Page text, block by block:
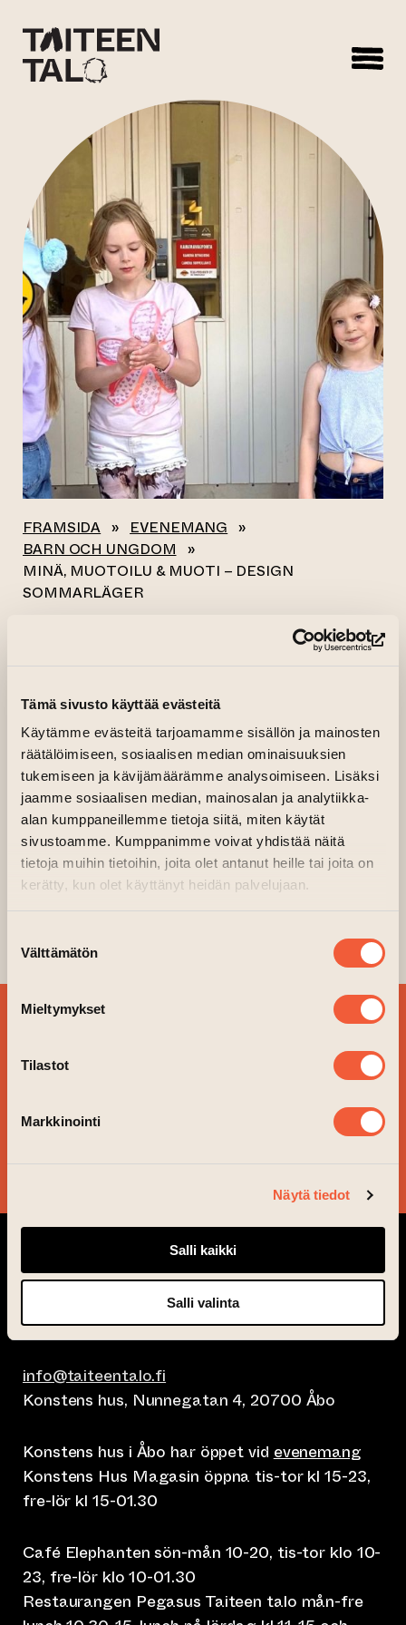
Tämä sivusto käyttää evästeitä
Käytämme evästeitä tarjoamamme sisällön ja mainosten
räätälöimiseen, sosiaalisen median ominaisuuksien
tukemiseen ja kävijämäärämme analysoimiseen. Lisäksi
jaamme sosiaalisen median, mainosalan ja analytiikka-
alan kumppaneillemme tietoja siitä, miten käytät
sivustoamme. Kumppanimme voivat yhdistää näitä
tietoja muihin tietoihin, joita olet antanut heille tai joita on
kerätty, kun olet käyttänyt heidän palvelujaan.
valinta
Välttämätön
Mieltymykset
Tilastot
Markkinointi
Näytä tiedot
Salli kaikki
Salli valinta
FRAMSIDA » EVENEMANG »
BARN OCH UNGDOM
»
MINÄ, MUOTOILU & MUOTI – DESIGN
SOMMARLÄGER
Alla evenemang
MINÄ, MUOTOILU &
MUOTI – DESIGN
SOMMARLÄGER
05.06.2023–09.06.2023 kl. 10.00—15.00
Konstens Hus
Arrangör: Mekin osataan (leder till annan webbtjänst)
MINÄ, MUOTOILU & MUOTI -design
sommarläger för barn (på finska).
BESTÄLL VÅRT
NYHETSBREV OCH
FÖLJ VAD SOM ÄR PÅ
GÅNG!
JA TACK!
info@taiteentalo.fi
Konstens hus, Nunnegatan 4, 20700 Åbo
Konstens hus i Åbo har öppet vid evenemang
Konstens Hus Magasin öppna tis-tor kl 15-23,
fre-lör kl 15-01.30
Café Elephanten sön-mån 10-20, tis-tor klo 10-
23, fre-lör klo 10-01.30
Restaurangen Pegasus Taiteen talo mån-fre